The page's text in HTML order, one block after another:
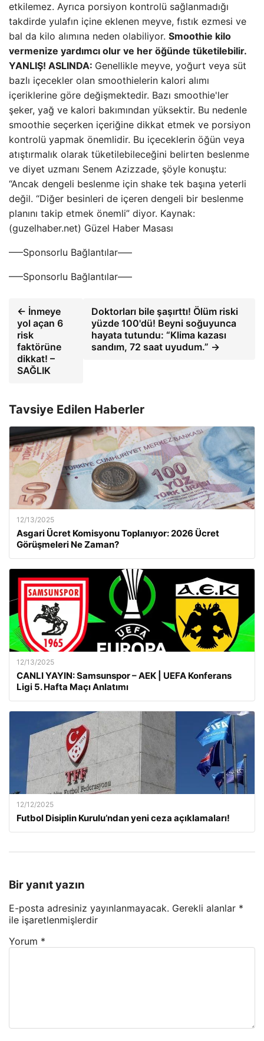
etkilemez. Ayrıca porsiyon kontrolü sağlanmadığı
takdirde yulafın içine eklenen meyve, fıstık ezmesi ve
bal da kilo alımına neden olabiliyor. Smoothie kilo
vermenize yardımcı olur ve her öğünde tüketilebilir.
YANLIŞ! ASLINDA: Genellikle meyve, yoğurt veya süt
bazlı içecekler olan smoothielerin kalori alımı
içeriklerine göre değişmektedir. Bazı smoothie'ler
şeker, yağ ve kalori bakımından yüksektir. Bu nedenle
smoothie seçerken içeriğine dikkat etmek ve porsiyon
kontrolü yapmak önemlidir. Bu içeceklerin öğün veya
atıştırmalık olarak tüketilebileceğini belirten beslenme
ve diyet uzmanı Senem Azizzade, şöyle konuştu:
“Ancak dengeli beslenme için shake tek başına yeterli
değil. “Diğer besinleri de içeren dengeli bir beslenme
planını takip etmek önemli” diyor. Kaynak:
(guzelhaber.net) Güzel Haber Masası
—–Sponsorlu Bağlantılar—–
—–Sponsorlu Bağlantılar—–
← İnmeye
yol açan 6
risk
faktörüne
dikkat! –
SAĞLIK
Doktorları bile şaşırttı! Ölüm riski
yüzde 100'dü! Beyni soğuyunca
hayata tutundu: “Klima kazası
sandım, 72 saat uyudum.” →
Tavsiye Edilen Haberler
12/13/2025
Asgari Ücret Komisyonu Toplanıyor: 2026 Ücret
Görüşmeleri Ne Zaman?
12/13/2025
CANLI YAYIN: Samsunspor – AEK | UEFA Konferans
Ligi 5. Hafta Maçı Anlatımı
12/12/2025
Futbol Disiplin Kurulu’ndan yeni ceza açıklamaları!
Bir yanıt yazın
E-posta adresiniz yayınlanmayacak. Gerekli alanlar *
ile işaretlenmişlerdir
Yorum *